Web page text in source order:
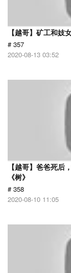
【越哥】矿工和妓
# 357
2020-08-13 03:52
【越哥】爸爸死后
《树》
# 358
2020-08-10 11:05